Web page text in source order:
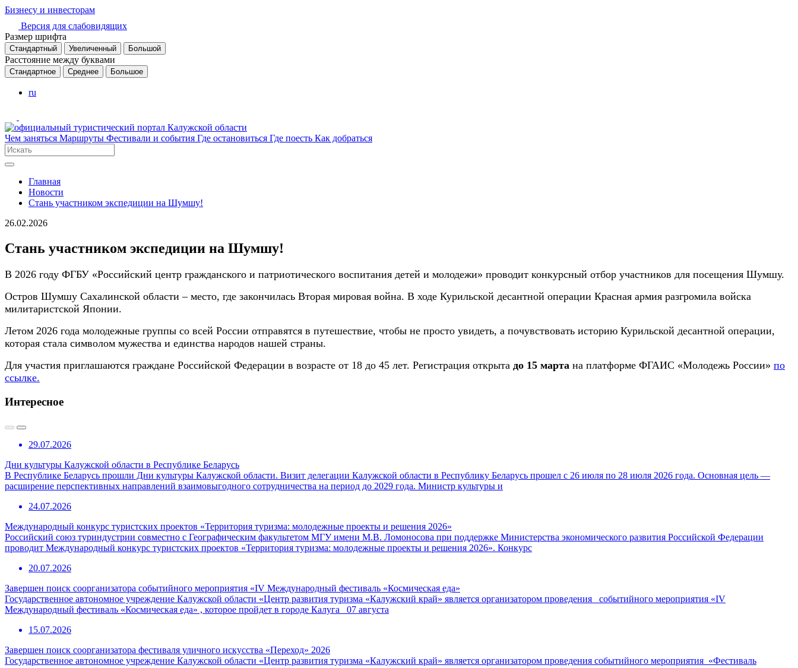
Бизнесу и инвесторам
Версия для слабовидящих
Размер шрифта
Стандартный Увеличенный Большой
Расстояние между буквами
Стандартное Среднее Большое
ru
Чем заняться Маршруты Фестивали и события Где остановиться Где поесть Как добраться
Главная
Новости
Стань участником экспедиции на Шумшу!
26.02.2026
Стань участником экспедиции на Шумшу!
В 2026 году ФГБУ «Российский центр гражданского и патриотического воспитания детей и молодежи» проводит конкурсный отбор участников для посещения Шумшу.
Остров Шумшу Сахалинской области – место, где закончилась Вторая мировая война. В ходе Курильской десантной операции Красная армия разгромила войска
милитаристской Японии.
Летом 2026 года молодежные группы со всей России отправятся в путешествие, чтобы не просто увидеть, а почувствовать историю Курильской десантной операции,
которая стала символом мужества и единства народов нашей страны.
Для участия приглашаются граждане Российской Федерации в возрасте от 18 до 45 лет. Регистрация открыта до 15 марта на платформе ФГАИС «Молодежь России» по
ссылке.
Интересное
29.07.2026
Дни культуры Калужской области в Республике Беларусь
В Республике Беларусь прошли Дни культуры Калужской области. Визит делегации Калужской области в Республику Беларусь прошел с 26 июля по 28 июля 2026 года. Основная цель —
расширение перспективных направлений взаимовыгодного сотрудничества на период до 2029 года. Министр культуры и
24.07.2026
Международный конкурс туристских проектов «Территория туризма: молодежные проекты и решения 2026»
Российский союз туриндустрии совместно с Географическим факультетом МГУ имени М.В. Ломоносова при поддержке Министерства экономического развития Российской Федерации
проводит Международный конкурс туристских проектов «Территория туризма: молодежные проекты и решения 2026». Конкурс
20.07.2026
Завершен поиск соорганизатора событийного мероприятия «IV Международный фестиваль «Космическая еда»
Государственное автономное учреждение Калужской области «Центр развития туризма «Калужский край» является организатором проведения событийного мероприятия «IV
Международный фестиваль «Космическая еда» , которое пройдет в городе Калуга 07 августа
15.07.2026
Завершен поиск соорганизатора фестиваля уличного искусства «Переход» 2026
Государственное автономное учреждение Калужской области «Центр развития туризма «Калужский край» является организатором проведения событийного мероприятия «Фестиваль